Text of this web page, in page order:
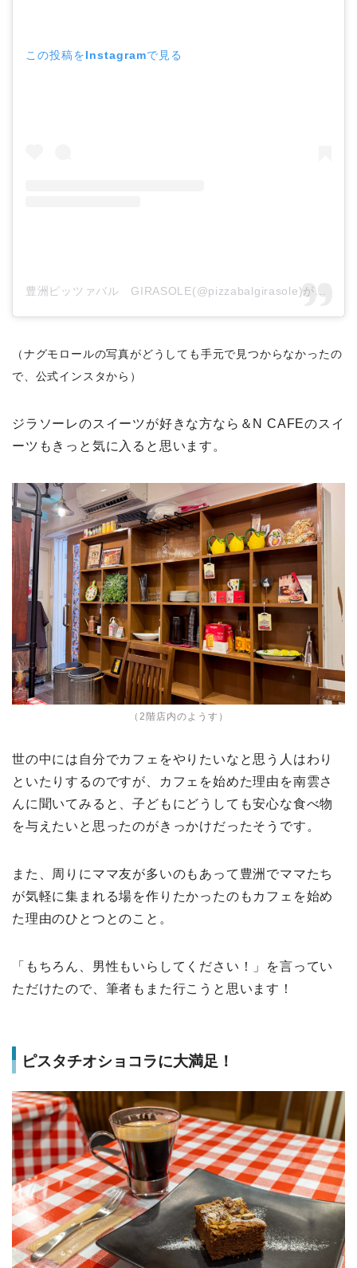
この投稿をInstagramで見る
（ナグモロールの写真がどうしても手元で見つからなかったの
で、公式インスタから）
ジラソーレのスイーツが好きな方なら＆N CAFEのスイ
ーツもきっと気に入ると思います。
（2階店内のようす）
世の中には自分でカフェをやりたいなと思う人はわり
といたりするのですが、カフェを始めた理由を南雲さ
んに聞いてみると、子どもにどうしても安心な食べ物
を与えたいと思ったのがきっかけだったそうです。
また、周りにママ友が多いのもあって豊洲でママたち
が気軽に集まれる場を作りたかったのもカフェを始め
た理由のひとつとのこと。
「もちろん、男性もいらしてください！」を言ってい
ただけたので、筆者もまた行こうと思います！
ピスタチオショコラに大満足！